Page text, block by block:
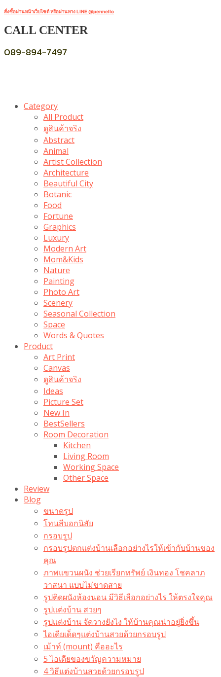
สั่งซื้อผ่านหน้าเว็บไซต์ หรือผ่านทาง LINE @pennello
CALL CENTER
089-894-7497
Category
All Product
ดูสินค้าจริง
Abstract
Animal
Artist Collection
Architecture
Beautiful City
Botanic
Food
Fortune
Graphics
Luxury
Modern Art
Mom&Kids
Nature
Painting
Photo Art
Scenery
Seasonal Collection
Space
Words & Quotes
Product
Art Print
Canvas
ดูสินค้าจริง
Ideas
Picture Set
New In
BestSellers
Room Decoration
Kitchen
Living Room
Working Space
Other Space
Review
Blog
ขนาดรูป
โทนสีบอกนิสัย
กรอบรูป
กรอบรูปตกแต่งบ้านเลือกอย่างไรให้เข้ากับบ้านของ
คุณ
ภาพแขวนผนัง ช่วยเรียกทรัพย์ เงินทอง โชคลาภ
วาสนา แบบไม่ขาดสาย
รูปติดผนังห้องนอน มีวิธีเลือกอย่างไร ให้ตรงใจคุณ
รูปแต่งบ้าน สวยๆ
รูปแต่งบ้าน จัดวางยังไง ให้บ้านคุณน่าอยู่ยิ่งขึ้น
ไอเดียเด็ดๆแต่งบ้านสวยด้วยกรอบรูป
เม้าท์ (mount) คืออะไร​
5 ไอเดียของขวัญความหมาย
4 วิธีแต่งบ้านสวยด้วยกรอบรูป